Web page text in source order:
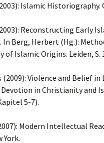
Islamic Historiography.
Reconstructing Early
In Berg, Herbert (Hg.):
of Islamic Origins. Leiden, S.
Violence and Belief in
in Christianity and
5-7).
Modern Intellectual
York.